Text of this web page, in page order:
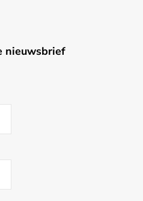
nieuwsbrief